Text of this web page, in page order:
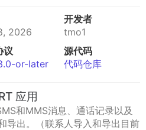
2026
开发者
tmo1
议
or-later
源代码
代码仓库
应用
和MMS消息、通话记录以及
导出。（联系人导入和导出目前